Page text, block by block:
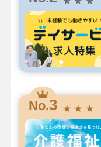
No.3 ★ ★ ★